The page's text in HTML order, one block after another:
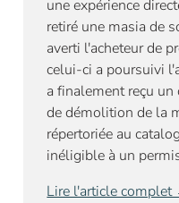
une expérience
retiré une masia de
averti l'acheteur de
celui-ci a poursuivi
a finalement reçu un
de démolition de la
répertoriée au
inéligible à un
Lire l'article complet